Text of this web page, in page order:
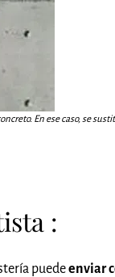
En ese caso, se
:
puedeenviar